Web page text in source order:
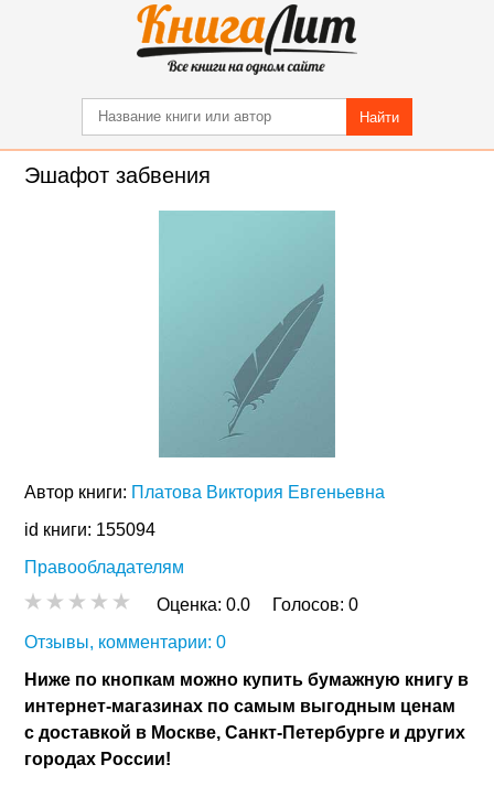
Найти
Эшафот забвения
Автор книги: Платова Виктория Евгеньевна
id книги: 155094
Правообладателям
Оценка:0.0 Голосов:0
Отзывы, комментарии: 0
Ниже по кнопкам можно купить бумажную книгу в
интернет-магазинах по самым выгодным ценам
с доставкой в Москве, Санкт-Петербурге и других
городах России!